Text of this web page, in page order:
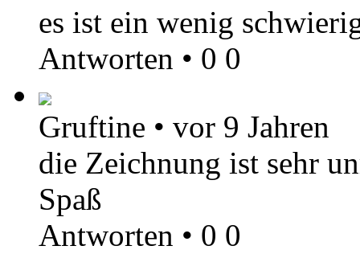
es ist ein wenig
Antworten • 0 0
Gruftine • vor 9 Jahren
die Zeichnung ist sehr
Spaß
Antworten • 0 0